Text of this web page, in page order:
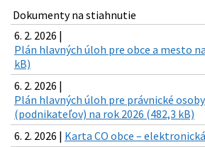
Dokumenty na stiahnutie
6. 2. 2026 |
Plán hlavných úloh pre obce a mesto
kB)
6. 2. 2026 |
Plán hlavných úloh pre právnické
(podnikateľov) na rok 2026 (482,3 kB)
6. 2. 2026 | Karta CO obce –